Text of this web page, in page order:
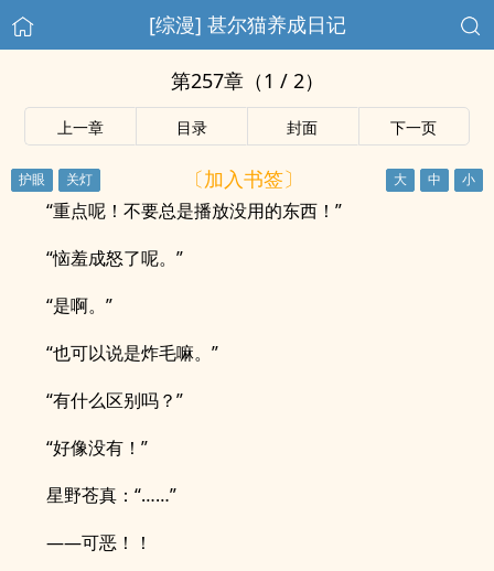
[综漫] 甚尔猫养成日记
第257章（1 / 2）
上一章 目录 封面 下一页
〔加入书签〕
“重点呢！不要总是播放没用的东西！”
“恼羞成怒了呢。”
“是啊。”
“也可以说是炸毛嘛。”
“有什么区别吗？”
“好像没有！”
星野苍真：“……”
——可恶！！